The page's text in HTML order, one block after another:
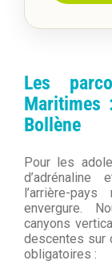
Les
Maritimes
Bollène
Pour les
d’adrénaline
l’arrière-
envergure.
canyons
descentes sur
obligatoires :